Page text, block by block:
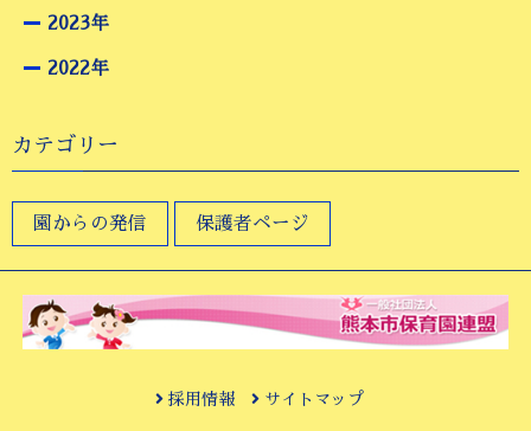
2023年
2022年
カテゴリー
園からの発信 保護者ページ
採用情報 サイトマップ